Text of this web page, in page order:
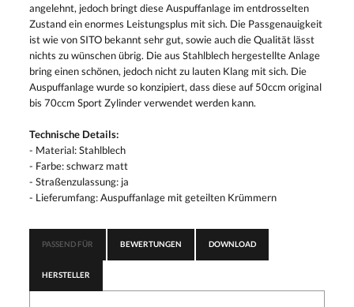
angelehnt, jedoch bringt diese Auspuffanlage im entdrosselten
Zustand ein enormes Leistungsplus mit sich. Die Passgenauigkeit
ist wie von SITO bekannt sehr gut, sowie auch die Qualität lässt
nichts zu wünschen übrig. Die aus Stahlblech hergestellte Anlage
bring einen schönen, jedoch nicht zu lauten Klang mit sich. Die
Auspuffanlage wurde so konzipiert, dass diese auf 50ccm original
bis 70ccm Sport Zylinder verwendet werden kann.
Technische Details:
- Material: Stahlblech
- Farbe: schwarz matt
- Straßenzulassung: ja
- Lieferumfang: Auspuffanlage mit geteilten Krümmern
PASSEND FÜR BEWERTUNGEN DOWNLOAD
HERSTELLER